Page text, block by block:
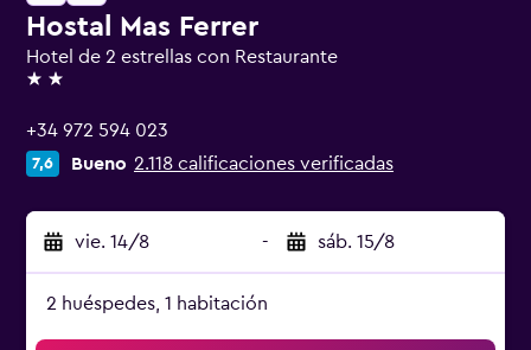
Hostal Mas Ferrer
Hotel de 2 estrellas con Restaurante
2 estrellas
+34 972 594 023
7,6 Bueno 2.118 calificaciones verificadas
vie. 14/8 - sáb. 15/8
2 huéspedes, 1 habitación